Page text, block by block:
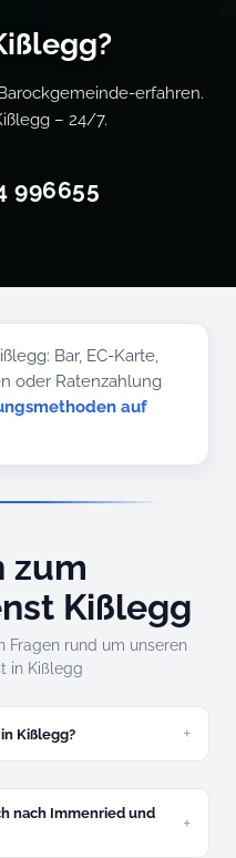
erfahren.
– 24/7.
996655
Bar, EC-Karte,
oder Ratenzahlung
auf
zum
Kißlegg
rund um unseren
in Kißlegg
Kißlegg?
nach Immenried und